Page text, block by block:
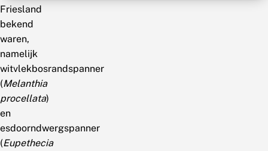
Friesland
bekend
waren,
namelijk
witvlekbosrandspanner
(Melanthia
procellata)
en
esdoorndwergspanner
(Eupethecia